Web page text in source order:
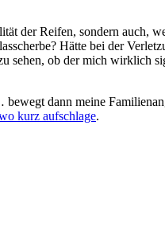
der Reifen, sondern auch,
Hätte bei der
sehen, ob der mich wirklich
dann meine
kurz aufschlage.